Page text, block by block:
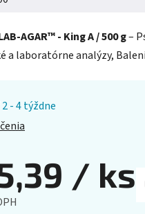
AGAR™ - King A / 500 g–
a laboratórne analýzy,
- 4 týždne
/ ks